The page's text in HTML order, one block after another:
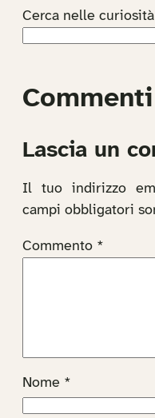
Cerca nelle curiosità
Commenti
Lascia un
Il tuo indirizzo
campi obbligatori
Commento *
Nome *